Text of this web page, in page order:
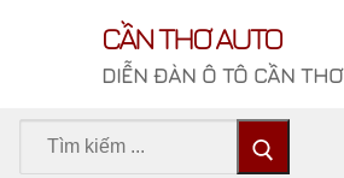
CẦN THƠ AUTO
DIỄN ĐÀN Ô TÔ CẦN THƠ
Tìm